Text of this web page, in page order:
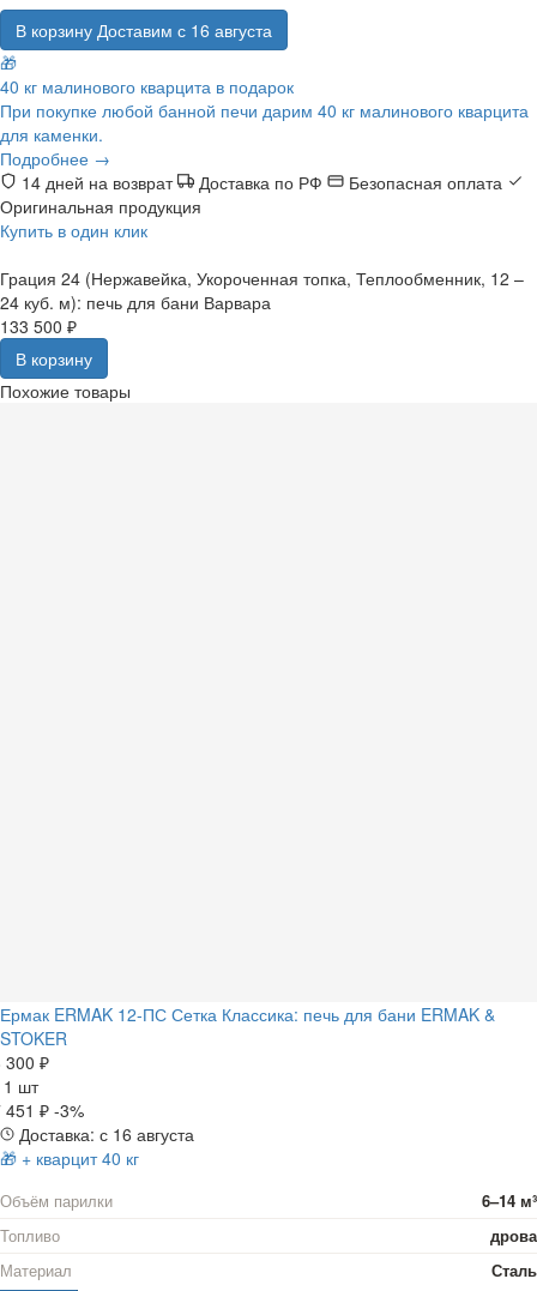
В корзину Доставим с 16 августа
🎁
40 кг малинового кварцита в подарок
При покупке любой банной печи дарим 40 кг малинового кварцита
для каменки.
Подробнее →
14 дней на возврат
Доставка по РФ
Безопасная оплата
Оригинальная продукция
Купить в один клик
Грация 24 (Нержавейка, Укороченная топка, Теплообменник, 12 –
24 куб. м): печь для бани Варвара
133 500 ₽
В корзину
Похожие товары
Ермак ERMAK 12-ПС Сетка Классика: печь для бани ERMAK &
STOKER
300 ₽
1 шт
451 ₽ -3%
Доставка: с 16 августа
🎁 + кварцит 40 кг
Объём парилки
6–14 м³
Топливо
дрова
Материал
Сталь